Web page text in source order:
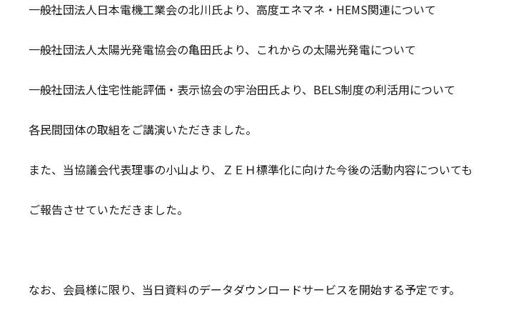
一般社団法人日本電機工業会の北川氏より、高度エネマネ・HEMS関連について
一般社団法人太陽光発電協会の亀田氏より、これからの太陽光発電について
一般社団法人住宅性能評価・表示協会の宇治田氏より、BELS制度の利活用について
各民間団体の取組をご講演いただきました。
また、当協議会代表理事の小山より、ＺＥＨ標準化に向けた今後の活動内容についても
ご報告させていただきました。
なお、会員様に限り、当日資料のデータダウンロードサービスを開始する予定です。